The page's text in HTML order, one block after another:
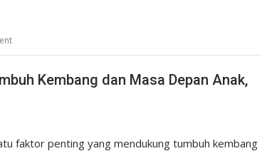
Kembang dan Masa Depan Anak,
faktor penting yang mendukung tumbuh kembang